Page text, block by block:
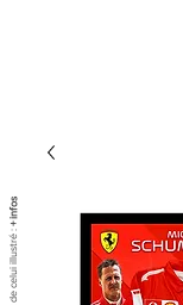
+ infos